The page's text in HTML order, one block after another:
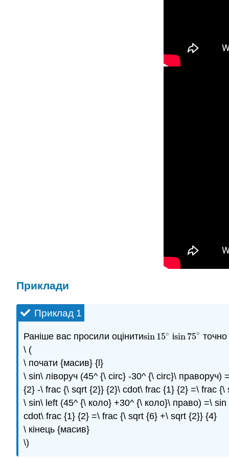
Приклади
Приклад 1
Раніше вас просили оцінитиsin15∘
sin 15∘ іsin75∘
sin 75∘ точно
\ (
\ почати {масив} {l}
\ sin\ ліворуч (45^ {\ circ} -30^ {\ circ}\
{2} -\ frac {\ sqrt {2}} {2}\ cdot\ frac {1} {2} =\ frac {\
\ sin\ left (45^ {\ коло} +30^ {\ коло}\ право) =\
cdot\ frac {1} {2} =\ frac {\ sqrt {6} +\ sqrt {2}} {4}
\ кінець {масив}
\)